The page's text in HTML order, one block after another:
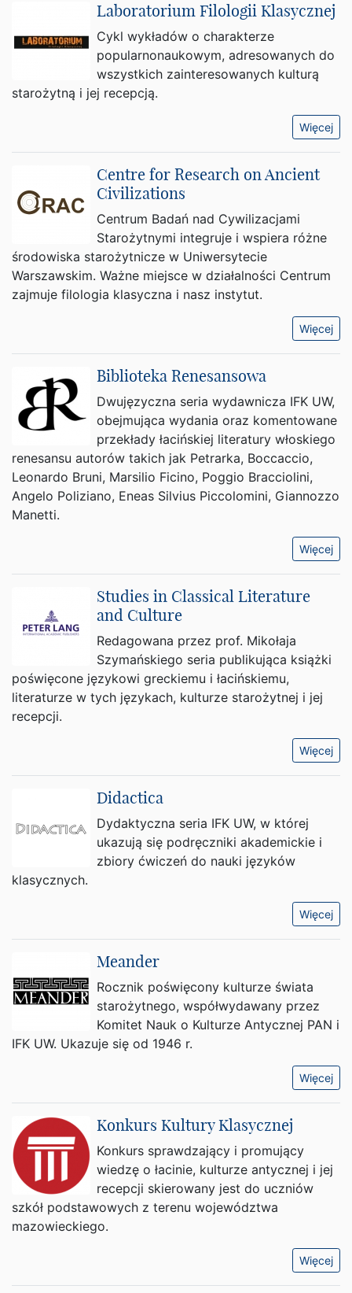
Laboratorium Filologii Klasycznej
Cykl wykładów o charakterze
popularnonaukowym, adresowanych do
wszystkich zainteresowanych kulturą
starożytną i jej recepcją.
Więcej
Centre for Research on Ancient
Civilizations
Centrum Badań nad Cywilizacjami
Starożytnymi integruje i wspiera różne
środowiska starożytnicze w Uniwersytecie
Warszawskim. Ważne miejsce w działalności Centrum
zajmuje filologia klasyczna i nasz instytut.
Więcej
Biblioteka Renesansowa
Dwujęzyczna seria wydawnicza IFK UW,
obejmująca wydania oraz komentowane
przekłady łacińskiej literatury włoskiego
renesansu autorów takich jak Petrarka, Boccaccio,
Leonardo Bruni, Marsilio Ficino, Poggio Bracciolini,
Angelo Poliziano, Eneas Silvius Piccolomini, Giannozzo
Manetti.
Więcej
Studies in Classical Literature
and Culture
Redagowana przez prof. Mikołaja
Szymańskiego seria publikująca książki
poświęcone językowi greckiemu i łacińskiemu,
literaturze w tych językach, kulturze starożytnej i jej
recepcji.
Więcej
Didactica
Dydaktyczna seria IFK UW, w której
ukazują się podręczniki akademickie i
zbiory ćwiczeń do nauki języków
klasycznych.
Więcej
Meander
Rocznik poświęcony kulturze świata
starożytnego, współwydawany przez
Komitet Nauk o Kulturze Antycznej PAN i
IFK UW. Ukazuje się od 1946 r.
Więcej
Konkurs Kultury Klasycznej
Konkurs sprawdzający i promujący
wiedzę o łacinie, kulturze antycznej i jej
recepcji skierowany jest do uczniów
szkół podstawowych z terenu województwa
mazowieckiego.
Więcej